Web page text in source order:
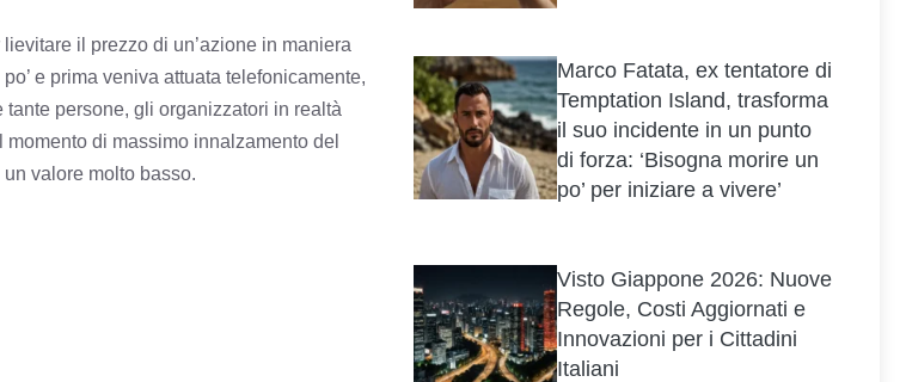
il prezzo di un’azione in maniera
e prima veniva attuata telefonicamente,
persone, gli organizzatori in realtà
momento di massimo innalzamento del
valore molto basso.
Marco Fatata, ex tentatore di
Temptation Island, trasforma
il suo incidente in un punto
di forza: ‘Bisogna morire un
po’ per iniziare a vivere’
Visto Giappone 2026: Nuove
Regole, Costi Aggiornati e
Innovazioni per i Cittadini
Italiani